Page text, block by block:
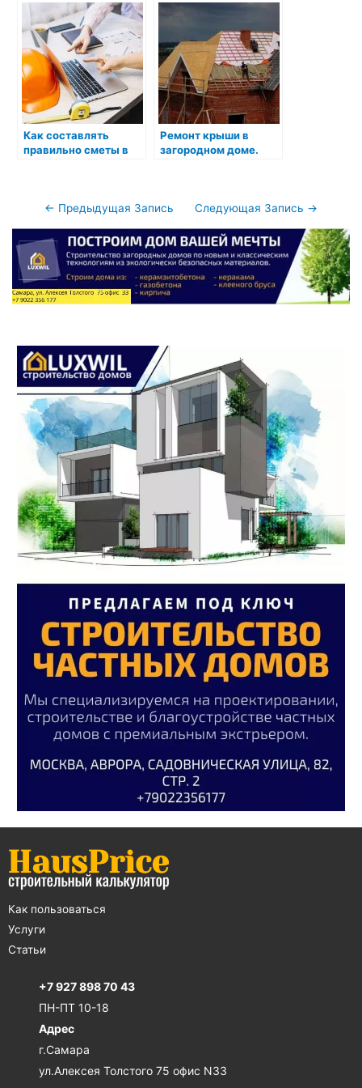
образцами и
калькулятором
Как составлять
правильно сметы в
Ремонт крыши в
загородном доме.
Навигация
по
записям
← Предыдущая Запись Следующая Запись →
Как пользоваться
Услуги
Статьи
+7 927 898 70 43
ПН-ПТ 10-18
Адрес
г.Самара
ул.Алексея Толстого 75 офис N33